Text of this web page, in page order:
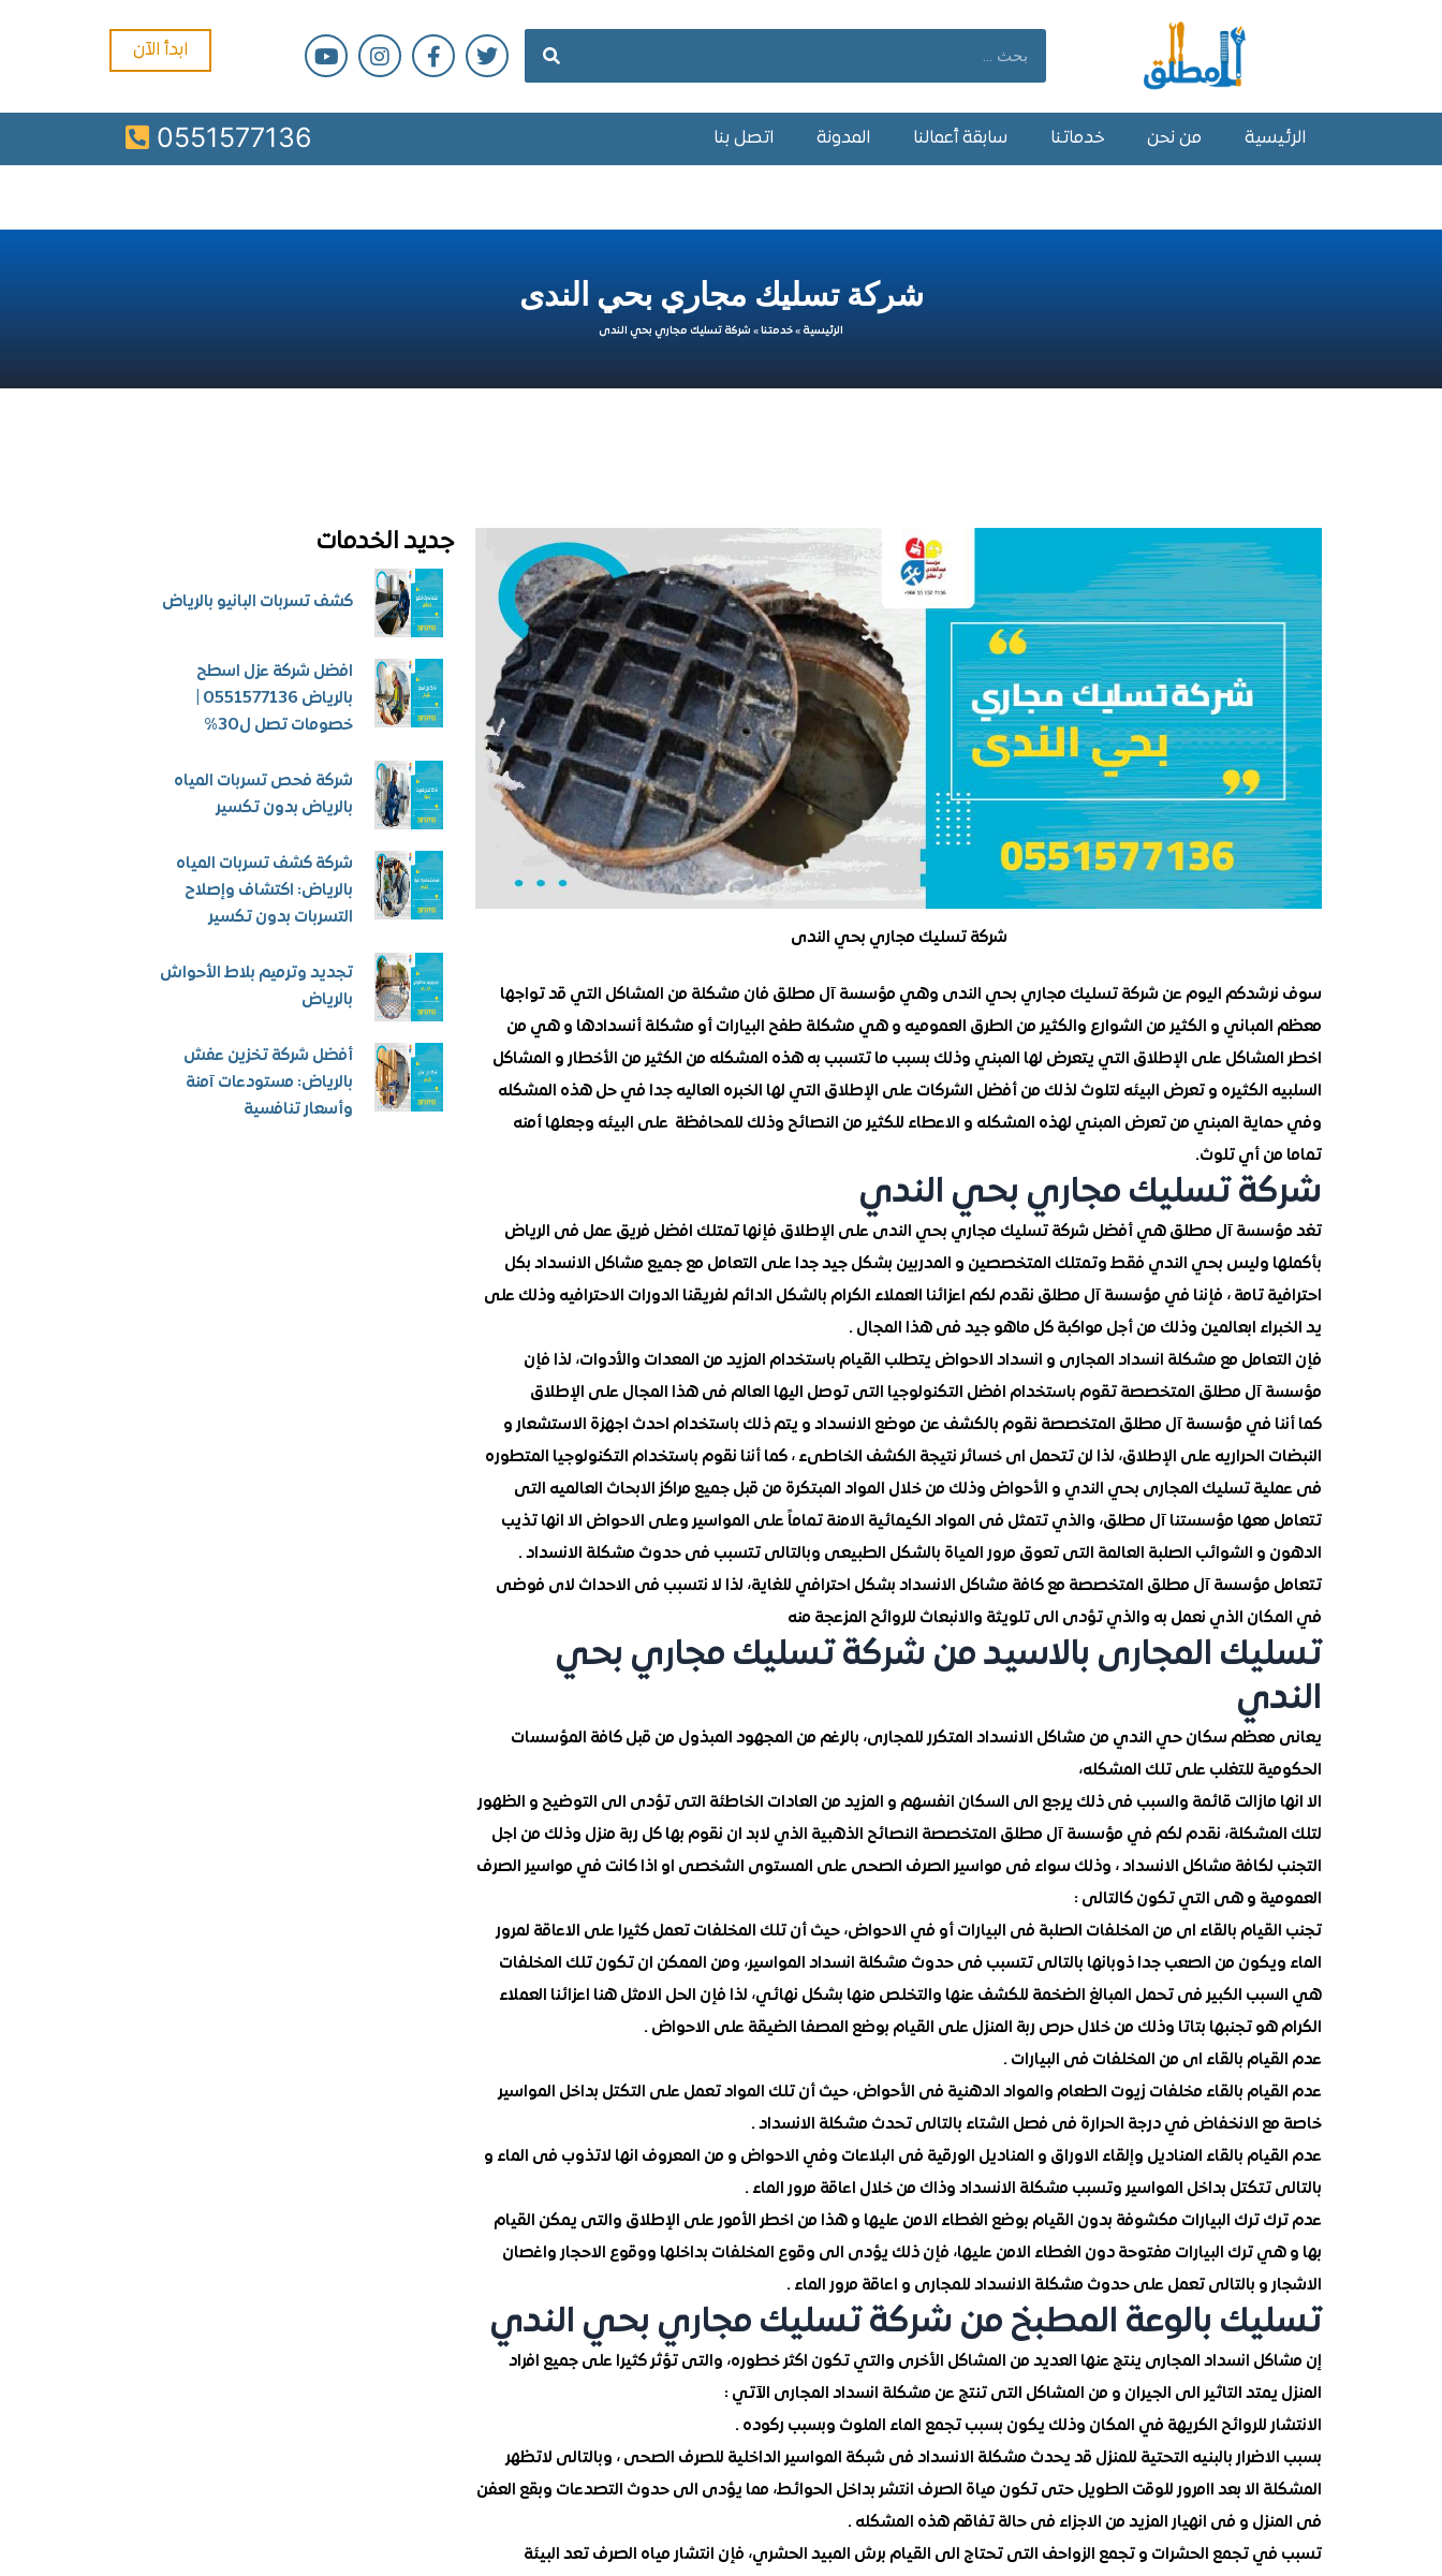
ابدأ الآن
الرئيسية من نحن خدماتنا سابقة أعمالنا المدونة اتصل بنا 0551577136
شركة تسليك مجاري بحي الندى
الرئيسية»خدمتنا» شركة تسليك مجاري بحي الندى
شركة تسليك مجاري بحي الندى
سوف نرشدكم اليوم عن شركة تسليك مجاري بحي الندى وهي مؤسسة آل مطلق فان مشكلة من المشاكل التي قد تواجها
معظم المباني و الكثير من الشوارع والكثير من الطرق العموميه و هي مشكلة طفح البيارات أو مشكلة أنسدادها و هي من
اخطر المشاكل على الإطلاق التي يتعرض لها المبني وذلك بسبب ما تتسبب به هذه المشكله من الكثير من الأخطار و المشاكل
السلبيه الكثيره و تعرض البيئه لتلوث لذلك من أفضل الشركات على الإطلاق التي لها الخبره العاليه جدا في حل هذه المشكله
وفي حماية المبني من تعرض المبني لهذه المشكله و الاعطاء للكثير من النصائح وذلك للمحافظة على البيئه وجعلها أمنه
تماما من أي تلوث.
شركة تسليك مجاري بحي الندي
تغد مؤسسة آل مطلق هي أفضل شركة تسليك مجاري بحي الندى على الإطلاق فإنها تمتلك افضل فريق عمل فى الرياض
بأكملها وليس بحي الندي فقط وتمتلك المتخصصين و المدربين بشكل جيد جدا على التعامل مع جميع مشاكل الانسداد بكل
احترافية تامة ، فإننا في مؤسسة آل مطلق نقدم لكم اعزائنا العملاء الكرام بالشكل الدائم لفريقنا الدورات الاحترافيه وذلك على
يد الخبراء ابعالمين وذلك من أجل مواكبة كل ماهو جيد فى هذا المجال .
فإن التعامل مع مشكلة انسداد المجارى و انسداد الاحواض يتطلب القيام باستخدام المزيد من المعدات والأدوات، لذا فإن
مؤسسة آل مطلق المتخصصة تقوم باستخدام افضل التكنولوجيا التى توصل اليها العالم فى هذا المجال على الإطلاق
كما أننا في مؤسسة آل مطلق المتخصصة نقوم بالكشف عن موضع الانسداد و يتم ذلك باستخدام احدث اجهزة الاستشعار و
النبضات الحراريه على الإطلاق، لذا لن تتحمل اى خسائر نتيجة الكشف الخاطىء ، كما أننا نقوم باستخدام التكنولوجيا المتطوره
فى عملية تسليك المجارى بحي الندي و الأحواض وذلك من خلال المواد المبتكرة من قبل جميع مراكز الابحاث العالميه التى
تتعامل معها مؤسستنا آل مطلق، والذي تتمثل فى المواد الكيمائية الامنة تماماً على المواسير وعلى الاحواض الا انها تذيب
الدهون و الشوائب الصلبة العالمة التى تعوق مرور المياة بالشكل الطبيعى وبالتالى تتسبب فى حدوث مشكلة الانسداد .
تتعامل مؤسسة آل مطلق المتخصصة مع كافة مشاكل الانسداد بشكل احترافي للغاية، لذا لا نتسبب فى الاحداث لاى فوضى
في المكان الذي نعمل به والذي تؤدى الى تلويثة والانبعاث للروائح المزعجة منه
تسليك المجارى بالاسيد من شركة تسليك مجاري بحي
الندي
يعانى معظم سكان حي الندي من مشاكل الانسداد المتكرر للمجارى، بالرغم من المجهود المبذول من قبل كافة المؤسسات
الحكومية للتغلب على تلك المشكله،
الا انها مازالت قائمة والسبب فى ذلك يرجع الى السكان انفسهم و المزيد من العادات الخاطئة التى تؤدى الى التوضيح و الظهور
لتلك المشكلة، نقدم لكم في مؤسسة آل مطلق المتخصصة النصائح الذهبية الذي لابد ان نقوم بها كل ربة منزل وذلك من اجل
التجنب لكافة مشاكل الانسداد ، وذلك سواء فى مواسير الصرف الصحى على المستوى الشخصى او اذا كانت في مواسير الصرف
العمومية و هى التي تكون كالتالى :
تجنب القيام بالقاء اى من المخلفات الصلبة فى البيارات أو في الاحواض، حيث أن تلك المخلفات تعمل كثيرا على الاعاقة لمرور
الماء ويكون من الصعب جدا ذوبانها بالتالى تتسبب فى حدوث مشكلة انسداد المواسير، ومن الممكن ان تكون تلك المخلفات
هي السبب الكبير فى تحمل المبالغ الضخمة للكشف عنها والتخلص منها بشكل نهائي، لذا فإن الحل الامثل هنا اعزائنا العملاء
الكرام هو تجنبها بتاتا وذلك من خلال حرص ربة المنزل على القيام بوضع المصفا الضيقة على الاحواض .
عدم القيام بالقاء اى من المخلفات فى البيارات .
عدم القيام بالقاء مخلفات زيوت الطعام والمواد الدهنية فى الأحواض، حيث أن تلك المواد تعمل على التكتل بداخل المواسير
خاصة مع الانخفاض في درجة الحرارة فى فصل الشتاء بالتالى تحدث مشكلة الانسداد .
عدم القيام بالقاء المناديل وإلقاء الاوراق و المناديل الورقية فى البلاعات وفي الاحواض و من المعروف انها لاتذوب فى الماء و
بالتالى تتكتل بداخل المواسير وتسبب مشكلة الانسداد وذاك من خلال اعاقة مرور الماء .
عدم ترك ترك البيارات مكشوفة بدون القيام بوضع الغطاء الامن عليها و هذا من اخطر الأمور على الإطلاق والتى يمكن القيام
بها و هي ترك البيارات مفتوحة دون الغطاء الامن عليها، فإن ذلك يؤدى الى وقوع المخلفات بداخلها ووقوع الاحجار واغصان
الاشجار و بالتالى تعمل على حدوث مشكلة الانسداد للمجارى و اعاقة مرور الماء .
تسليك بالوعة المطبخ من شركة تسليك مجاري بحي الندي
إن مشاكل انسداد المجارى ينتج عنها العديد من المشاكل الأخرى والتي تكون اكثر خطوره، والتى تؤثر كثيرا على جميع افراد
المنزل يمتد التاثير الى الجيران و من المشاكل التى تنتج عن مشكلة انسداد المجارى الآتي :
الانتشار للروائح الكريهة في المكان وذلك يكون بسبب تجمع الماء الملوث وبسبب ركوده .
بسبب الاضرار بالبنيه التحتية للمنزل قد يحدث مشكلة الانسداد فى شبكة المواسير الداخلية للصرف الصحى ، وبالتالى لاتظهر
المشكلة الا بعد اامرور للوقت الطويل حتى تكون مياة الصرف انتشر بداخل الحوائط، مما يؤدى الى حدوث التصدعات وبقع العفن
فى المنزل و فى انهيار المزيد من الاجزاء فى حالة تفاقم هذه المشكله .
تسبب في تجمع الحشرات و تجمع الزواحف التى تحتاج الى القيام برش المبيد الحشري، فإن انتشار مياه الصرف تعد البيئة
جديد الخدمات
كشف تسربات البانيو بالرياض
افضل شركة عزل اسطح
خصومات تصل ل30%
شركة فحص تسربات المياه
بالرياض بدون تكسير
شركة كشف تسربات المياه
بالرياض: اكتشاف وإصلاح
التسربات بدون تكسير
تجديد وترميم بلاط الأحواش
بالرياض
أفضل شركة تخزين عفش
بالرياض: مستودعات آمنة
وأسعار تنافسية